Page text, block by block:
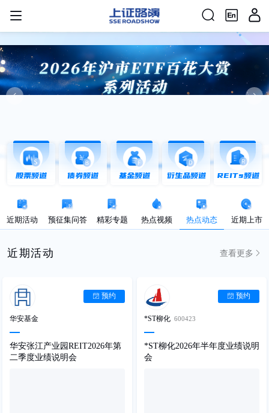
股票频道 债券频道 基金频道 衍生品频道 REITs频道
近期活动 预征集问答 精彩专题 热点视频 热点动态 近期上市
近期活动 查看更多
华安基金
预约
华安张江产业园REIT2026年第
二季度业绩说明会
*ST柳化 600423
预约
*ST柳化2026年半年度业绩说明
会